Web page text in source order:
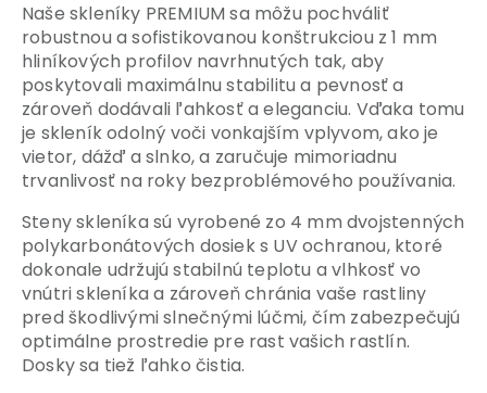
Naše skleníky PREMIUM sa môžu pochváliť
robustnou a sofistikovanou konštrukciou z 1 mm
hliníkových profilov navrhnutých tak, aby
poskytovali maximálnu stabilitu a pevnosť a
zároveň dodávali ľahkosť a eleganciu. Vďaka tomu
je skleník odolný voči vonkajším vplyvom, ako je
vietor, dážď a slnko, a zaručuje mimoriadnu
trvanlivosť na roky bezproblémového používania.
Steny skleníka sú vyrobené zo 4 mm dvojstenných
polykarbonátových dosiek s UV ochranou, ktoré
dokonale udržujú stabilnú teplotu a vlhkosť vo
vnútri skleníka a zároveň chránia vaše rastliny
pred škodlivými slnečnými lúčmi, čím zabezpečujú
optimálne prostredie pre rast vašich rastlín.
Dosky sa tiež ľahko čistia.